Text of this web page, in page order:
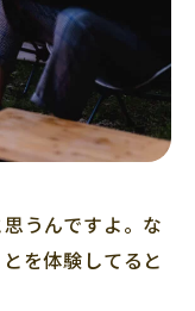
うんですよ。な
を体験してると